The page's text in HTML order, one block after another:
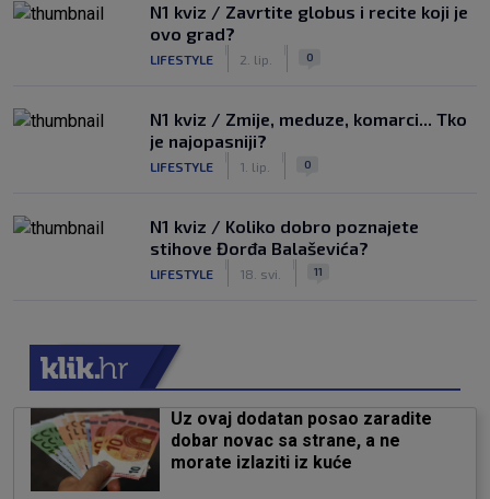
N1 kviz / Zavrtite globus i recite koji je
ovo grad?
LIFESTYLE 2. lip. 0
N1 kviz / Zmije, meduze, komarci... Tko
je najopasniji?
LIFESTYLE 1. lip. 0
N1 kviz / Koliko dobro poznajete
stihove Đorđa Balaševića?
LIFESTYLE 18. svi. 11
Uz ovaj dodatan posao zaradite
dobar novac sa strane, a ne
morate izlaziti iz kuće